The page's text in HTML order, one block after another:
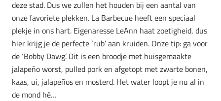
deze stad. Dus we zullen het houden bij een aantal van
onze favoriete plekken. La Barbecue heeft een speciaal
plekje in ons hart. Eigenaresse LeAnn haat zoetigheid, dus
hier krijg je de perfecte ‘rub’ aan kruiden. Onze tip: ga voor
de ‘Bobby Dawg’. Dit is een broodje met huisgemaakte
jalapeño worst, pulled pork en afgetopt met zwarte bonen,
kaas, ui, jalapeños en mosterd. Het water loopt je nu al in
de mond hè…